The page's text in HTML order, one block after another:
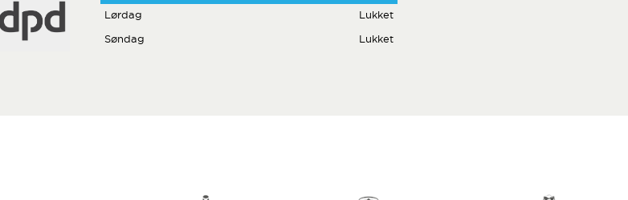
Lørdag Lukket
Søndag Lukket